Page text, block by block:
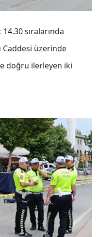
14.30 sıralarında
Caddesi üzerinde
doğru ilerleyen iki